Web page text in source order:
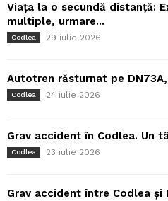
Viața la o secundă distanță:
multiple, urmare...
Codlea 29 iulie 2026
Autotren răsturnat pe
Codlea 24 iulie 2026
Grav accident în Codlea. Un
Codlea 23 iulie 2026
Grav accident între Codlea și